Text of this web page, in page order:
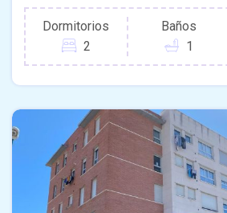
Dormitorios
2
Baños
1